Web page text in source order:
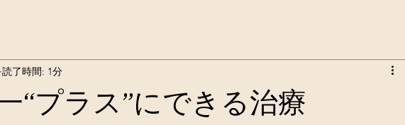
“プラス”にできる治療
読了時間: 1分